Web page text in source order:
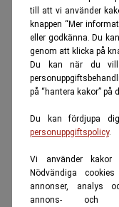
till att vi använder
knappen “Mer
eller godkänna. Du
genom att klicka på
Du kan när du vill
på “hantera kakor” på
Du kan fördjupa
personuppgiftspolicy.
Vi använder kakor
Nödvändiga
annonser, analys
annons- och